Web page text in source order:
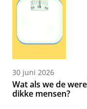
30 juni 2026
Wat als we de
dikke mensen?